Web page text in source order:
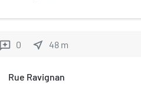
reviews 0 near_me 48 m
Rue Ravignan